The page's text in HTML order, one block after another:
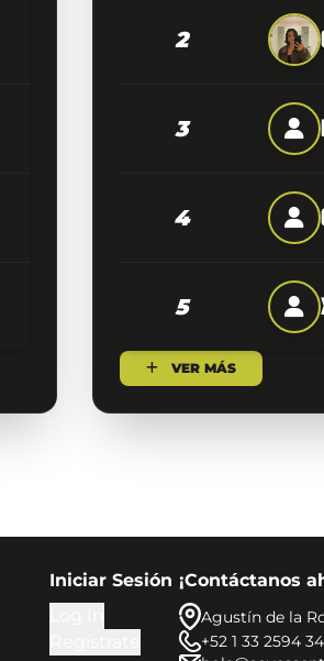
2
3
4
5
VER MÁS
Iniciar Sesión ¡Contáctanos
Agustín de la
+52 1 33 2594